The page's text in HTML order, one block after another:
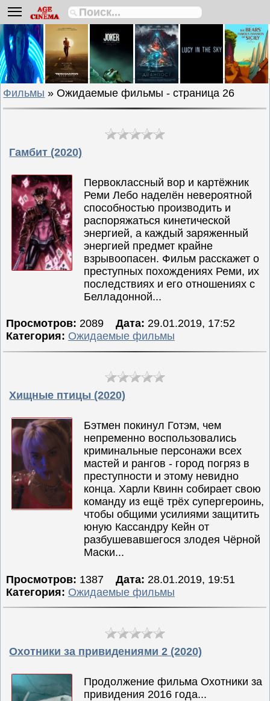
Биографии
Боевики
Вестерны
Военные
Детективы
Драмы
Комедии
Мелодрамы
Мультфильмы
Мюзиклы
Приключения
Русские
фильмы
Спорт
Триллеры
Фэнтези
Ожидаемые
Новинки
кино
Фильмы » Ожидаемые фильмы - страница 26
Гамбит (2020)
Первоклассный вор и картёжник
Реми Лебо наделён невероятной
способностью производить и
распоряжаться кинетической
энергией, а каждый заряженный
энергией предмет крайне
взрывоопасен. Фильм расскажет о
преступных похождениях Реми, их
последствиях и его отношениях с
Белладонной...
Просмотров: 2089 Дата: 29.01.2019, 17:52
Категория: Ожидаемые фильмы
Хищные птицы (2020)
Бэтмен покинул Готэм, чем
непременно воспользовались
криминальные персонажи всех
мастей и рангов - город погряз в
преступности и этому невидно
конца. Харли Квинн собирает свою
команду из ещё трёх супергероинь,
чтобы общими усилиями защитить
юную Кассандру Кейн от
разбушевавшегося злодея Чёрной
Маски...
Просмотров: 1387 Дата: 28.01.2019, 19:51
Категория: Ожидаемые фильмы
Охотники за привидениями 2 (2020)
Продолжение фильма Охотники за
привидения 2016 года...